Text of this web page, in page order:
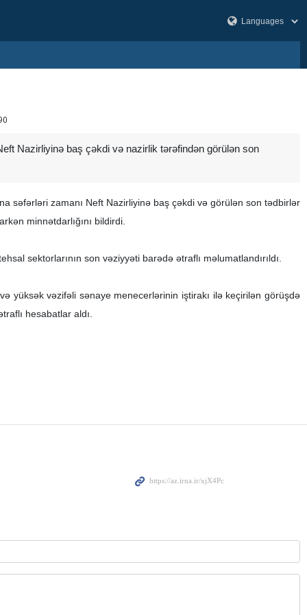
Nazirliyinə baş çəkdi və nazirlik tərəfindən görülən son
səfərləri zamanı Neft Nazirliyinə baş çəkdi və görülən son tədbirlər
minnətdarlığını bildirdi.
sektorlarının son vəziyyəti barədə ətraflı məlumatlandırıldı.
yüksək vəzifəli sənaye menecerlərinin iştirakı ilə keçirilən görüşdə
hesabatlar aldı.